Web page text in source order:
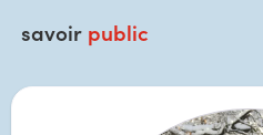
savoir public